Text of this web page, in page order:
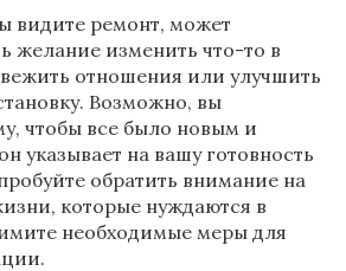
видите ремонт, может
желание изменить что-то в
отношения или улучшить
Возможно, вы
чтобы все было новым и
указывает на вашу готовность
обратить внимание на
которые нуждаются в
необходимые меры для